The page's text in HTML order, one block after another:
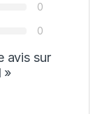
0
0
avis sur
»